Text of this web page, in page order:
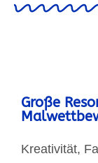
Große
Kreativität,